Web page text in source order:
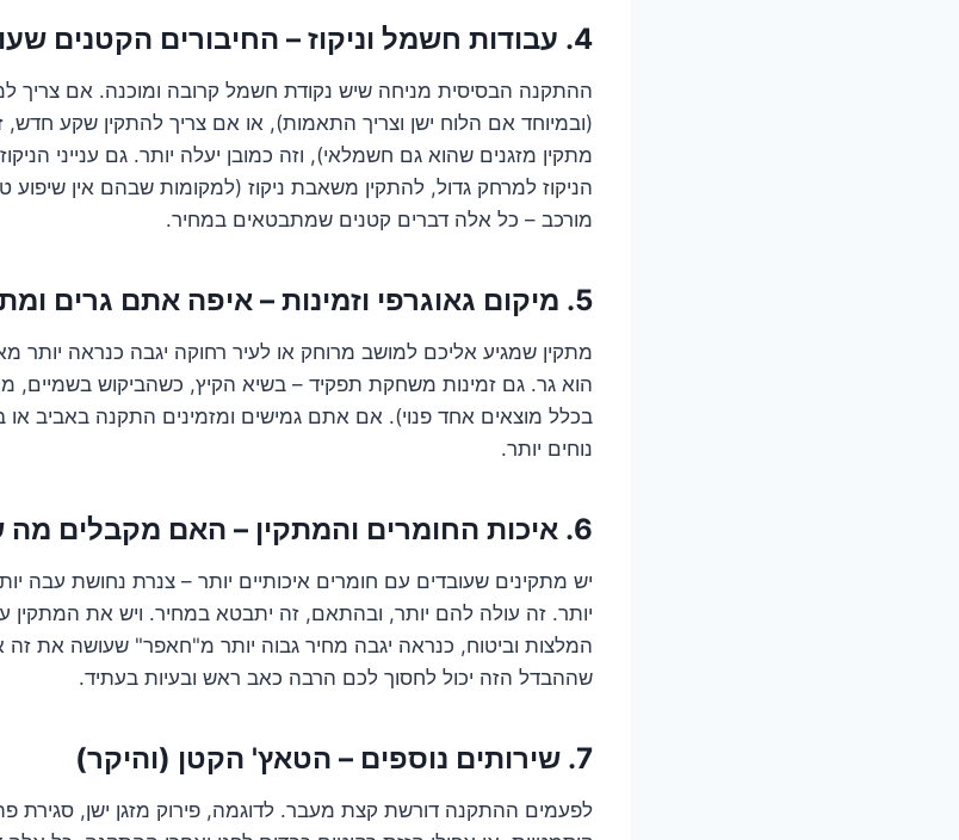
4. עבודות חשמל וניקוז – החיבורים הקטנים שעושים את ההבדל
ההתקנה הבסיסית מניחה שיש נקודת חשמל קרובה ומוכנה. אם צריך
(ובמיוחד אם הלוח ישן וצריך התאמות), או אם צריך להתקין שקע
מתקין מזגנים שהוא גם חשמלאי), וזה כמובן יעלה יותר. גם ענייני
הניקוז למרחק גדול, להתקין משאבת ניקוז (למקומות שבהם אין שיפוע
מורכב – כל אלה דברים קטנים שמתבטאים במחיר.
5. מיקום גאוגרפי וזמינות – איפה אתם גרים ומתי אתם רוצים את זה?
מתקין שמגיע אליכם למושב מרוחק או לעיר רחוקה יגבה כנראה
הוא גר. גם זמינות משחקת תפקיד – בשיא הקיץ, כשהביקוש בשמיים,
בכלל מוצאים אחד פנוי). אם אתם גמישים ומזמינים התקנה באביב או
נוחים יותר.
6. איכות החומרים והמתקין – האם מקבלים מה שמשלמים עליו?
יש מתקינים שעובדים עם חומרים איכותיים יותר – צנרת נחושת עבה
יותר. זה עולה להם יותר, ובהתאם, זה יתבטא במחיר. ויש את המתקין
המלצות וביטוח, כנראה יגבה מחיר גבוה יותר מ"חאפר" שעושה את זה
שההבדל הזה יכול לחסוך לכם הרבה כאב ראש ובעיות בעתיד.
7. שירותים נוספים – הטאץ' הקטן (והיקר)
לפעמים ההתקנה דורשת קצת מעבר. לדוגמה, פירוק מזגן ישן, סגירת